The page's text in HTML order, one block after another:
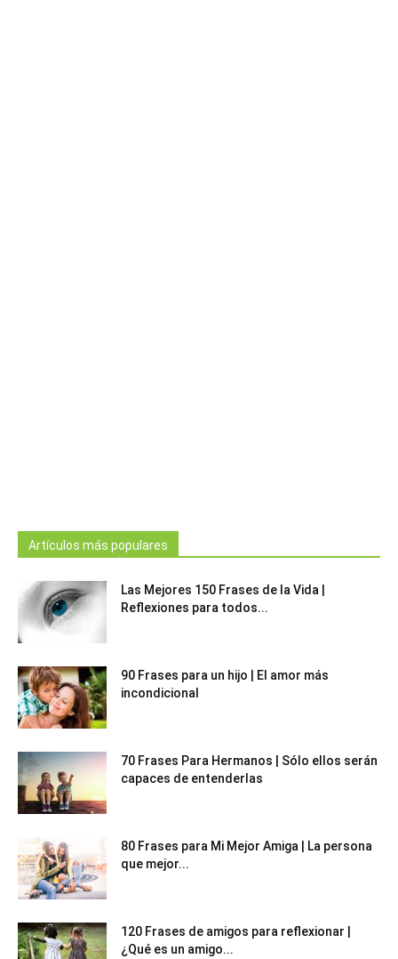
Artículos más populares
Las Mejores 150 Frases de la Vida |
Reflexiones para todos...
90 Frases para un hijo | El amor más
incondicional
70 Frases Para Hermanos | Sólo ellos serán
capaces de entenderlas
80 Frases para Mi Mejor Amiga | La persona
que mejor...
120 Frases de amigos para reflexionar |
¿Qué es un amigo...